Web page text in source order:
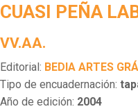
CUASI PEÑA
VV.AA.
Editorial: BEDIA ARTES
Tipo de encuadernación:
Año de edición: 2004